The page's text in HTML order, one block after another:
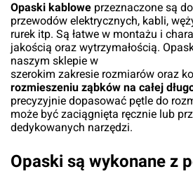
Opaski kablowe przeznaczone są
przewodów elektrycznych, kabli,
rurek itp. Są łatwe w montażu i
jakością oraz wytrzymałością.
naszym sklepie w
szerokim zakresie rozmiarów oraz
rozmieszeniu ząbków na całej
precyzyjnie dopasować pętle do
może być zaciągnięta ręcznie lub
dedykowanych narzędzi.
Opaski są wykonane z